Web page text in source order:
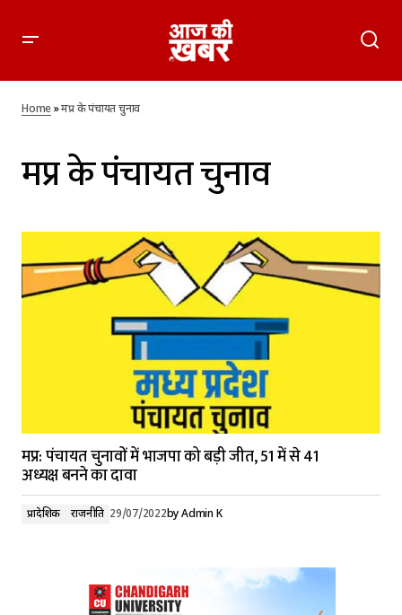
Home»मप्र के पंचायत चुनाव
मप्र के पंचायत चुनाव
मप्र: पंचायत चुनावों में भाजपा को बड़ी जीत, 51 में से 41
अध्यक्ष बनने का दावा
प्रादेशिक राजनीति 29/07/2022byAdmin K